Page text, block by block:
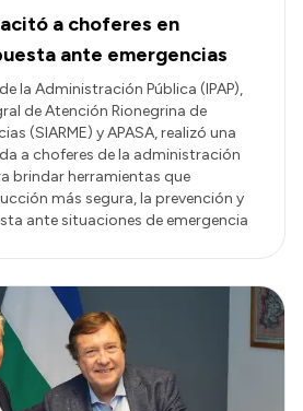
a choferes en
ante emergencias
la Administración Pública (IPAP),
de Atención Rionegrina de
(SIARME) y APASA, realizó una
a choferes de la administración
brindar herramientas que
más segura, la prevención y
ante situaciones de emergencia